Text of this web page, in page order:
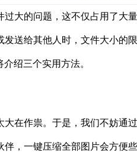
大的问题，这不仅占用了大
送给其他人时，文件大小的
绍三个实用方法。
在作祟。于是，我们不妨通
，一键压缩全部图片会方便